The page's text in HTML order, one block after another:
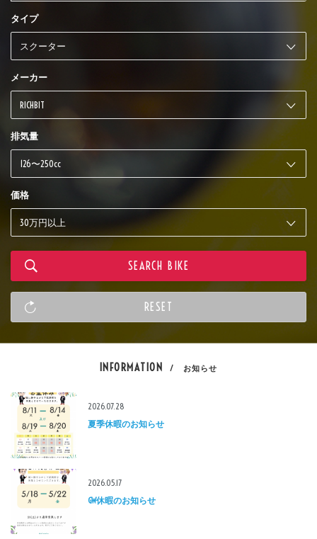
タイプ
メーカー
排気量
価格
INFORMATION / お知らせ
2026.07.28
夏季休暇のお知らせ
2026.05.17
GW休暇のお知らせ